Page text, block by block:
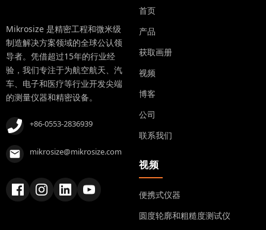
Mikrosize 是精密工程和微米级
制造解决方案领域的全球公认领
导者。凭借超过15年的行业经
验，我们专注于为航空航天、汽
车、电子和医疗等行业开发尖端
的测量仪器和精密设备。
+86-0553-2836939
mikrosize@mikrosize.com
首页
产品
获取画册
视频
博客
公司
联系我们
视频
便携式仪器
圆度轮廓和粗糙度测试仪